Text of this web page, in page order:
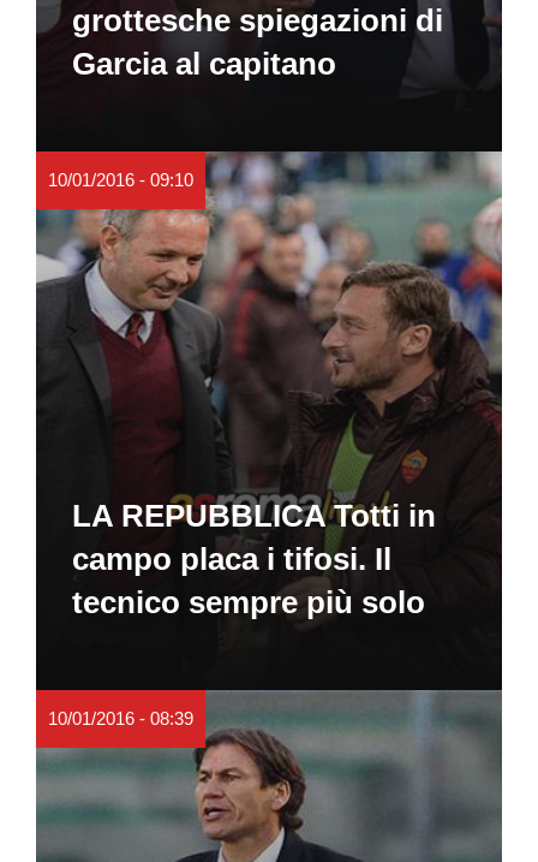
grottesche spiegazioni di
Garcia al capitano
10/01/2016 - 09:10
LA REPUBBLICA Totti in
campo placa i tifosi. Il
tecnico sempre più solo
10/01/2016 - 08:39